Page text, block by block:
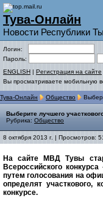
Тува-Онлайн
Новости Республики
Логин:
Пароль:
ENGLISH | Регистрация на сайте
Вы просматриваете мобильную
Тува-Онлайн Общество
Выберите лучшего
Рубрика: Общество
8 октября 2013 г. | Просмотров:
На сайте МВД Тувы
Всероссийского
путем голосования на
определят участкового,
конкурсе.